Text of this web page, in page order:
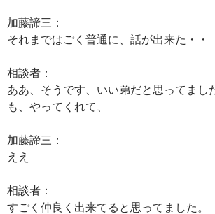
加藤諦三：
それまではごく普通に、話が出来た・・
相談者：
ああ、そうです、いい弟だと思ってまし
も、やってくれて、
加藤諦三：
ええ
相談者：
すごく仲良く出来てると思ってました。